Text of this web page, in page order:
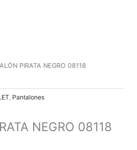
PIRATA NEGRO 08118
Pantalones
NEGRO 08118